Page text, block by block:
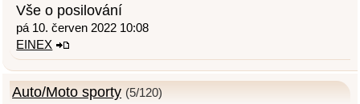
Vše o posilování
pá 10. červen 2022 10:08
EINEX
Auto/Moto sporty (5/120)